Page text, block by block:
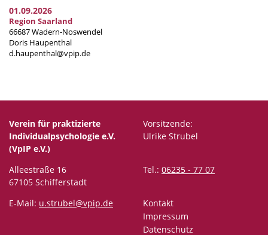
01.09.2026
Region Saarland
66687 Wadern-Noswendel
Doris Haupenthal
d.haupenthal@vpip.de
Verein für praktizierte
Individualpsychologie e.V.
(VpIP e.V.)
Vorsitzende:
Ulrike Strubel
Alleestraße 16
67105 Schifferstadt
Tel.: 06235 - 77 07
E-Mail: u.strubel@vpip.de
Kontakt
Impressum
Datenschutz